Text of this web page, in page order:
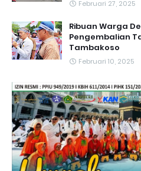
Februari 27, 2025
Ribuan Warga
Pengembalian
Tambakoso
Februari 10, 2025